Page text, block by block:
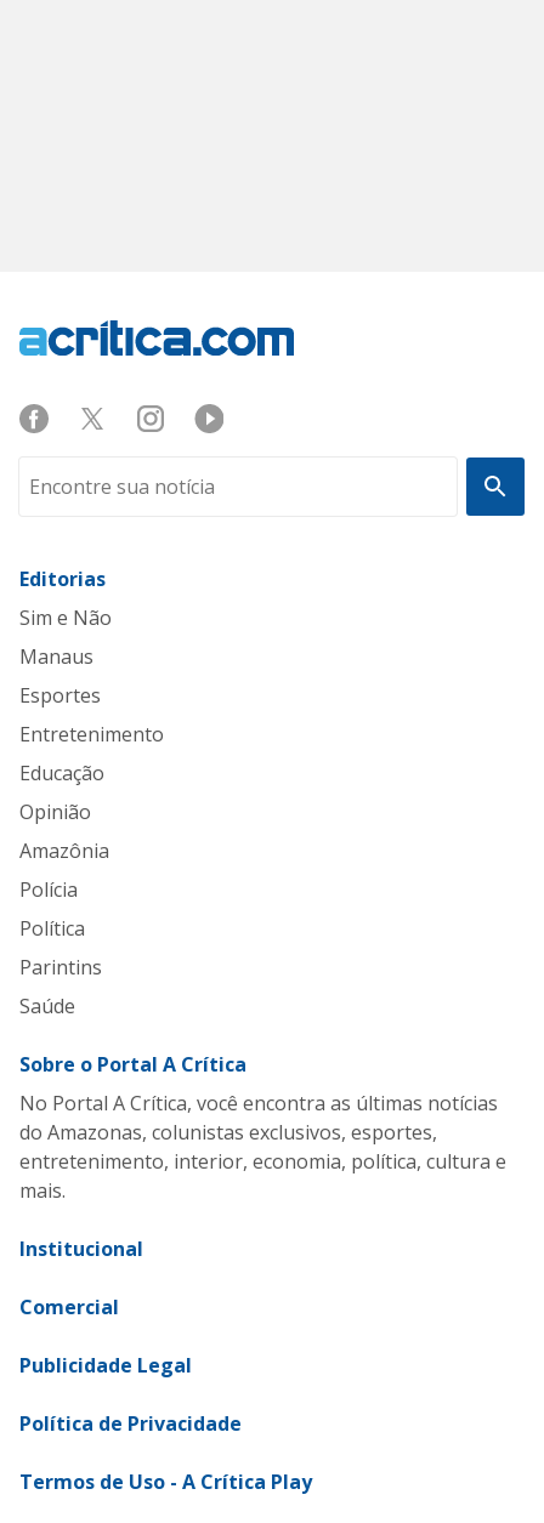
Editorias
Sim e Não
Manaus
Esportes
Entretenimento
Educação
Opinião
Amazônia
Polícia
Política
Parintins
Saúde
Sobre o Portal A Crítica
No Portal A Crítica, você encontra as últimas notícias
do Amazonas, colunistas exclusivos, esportes,
entretenimento, interior, economia, política, cultura e
mais.
Institucional
Comercial
Publicidade Legal
Política de Privacidade
Termos de Uso - A Crítica Play